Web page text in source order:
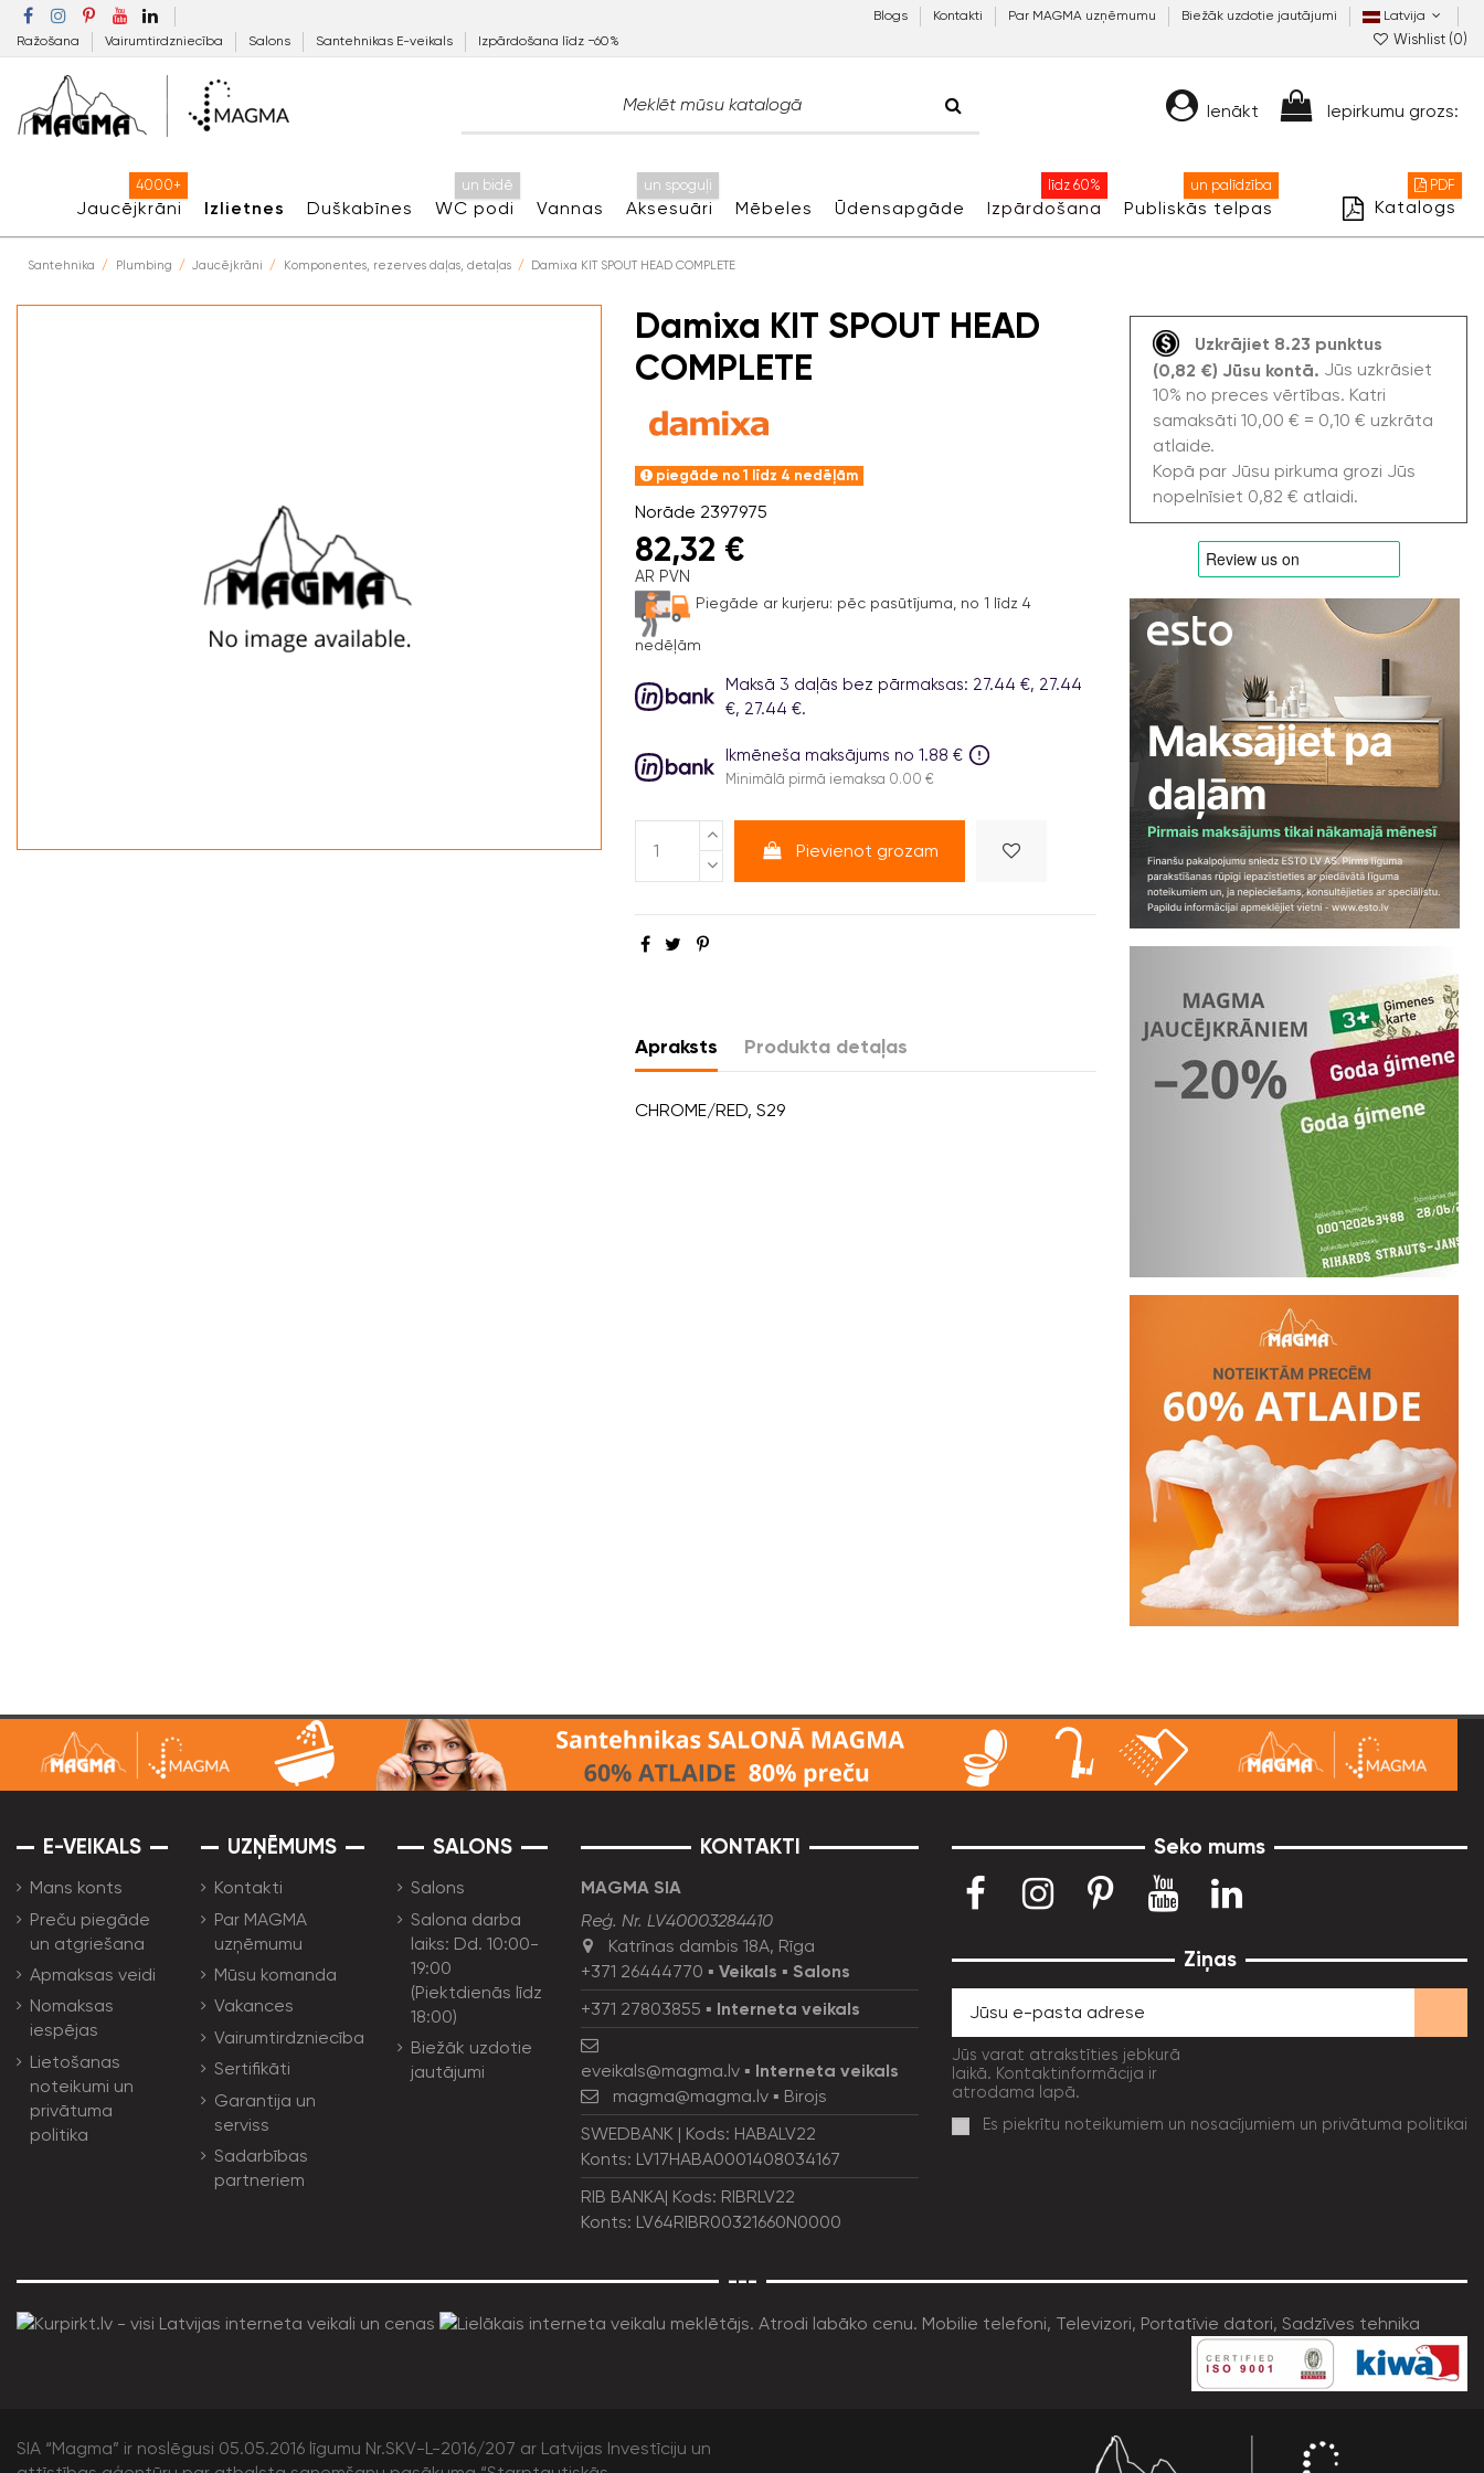
Ražošana Vairumtirdzniecība Salons Santehnikas E-veikals Izpārdošana līdz −60%
Blogs Kontakti Par MAGMA uzņēmumu Biežāk uzdotie jautājumi Latvija
Wishlist (0)
Ienākt Iepirkumu grozs:
Jaucējkrāni
4000+
Izlietnes Duškabīnes WC podi
un bidē
Vannas Aksesuāri
un spoguļi
Mēbeles Ūdensapgāde Izpārdošana
līdz 60%
Publiskās telpas
un palīdzība
Katalogs
PDF
Santehnika Plumbing Jaucējkrāni Komponentes, rezerves daļas, detaļas Damixa KIT SPOUT HEAD COMPLETE
Damixa KIT SPOUT HEAD
COMPLETE
piegāde no 1 līdz 4 nedēļām
Norāde 2397975
82,32 €
AR PVN
Piegāde ar kurjeru: pēc pasūtījuma, no 1 līdz 4
nedēļām
Maksā 3 daļās bez pārmaksas: 27.44 €, 27.44
€, 27.44 €.
Ikmēneša maksājums no 1.88 €
Minimālā pirmā iemaksa 0.00 €
Pievienot grozam
Apraksts Produkta detaļas
CHROME/RED, S29
Uzkrājiet 8.23 punktus
(0,82 €) Jūsu kontā. Jūs uzkrāsiet
10% no preces vērtības. Katri
samaksāti 10,00 € = 0,10 € uzkrāta
atlaide.
Kopā par Jūsu pirkuma grozi Jūs
nopelnīsiet 0,82 € atlaidi.
E-VEIKALS
Mans konts
Preču piegāde
un atgriešana
Apmaksas veidi
Nomaksas
iespējas
Lietošanas
noteikumi un
privātuma
politika
UZŅĒMUMS
Kontakti
Par MAGMA
uzņēmumu
Mūsu komanda
Vakances
Vairumtirdzniecība
Sertifikāti
Garantija un
serviss
Sadarbības
partneriem
SALONS
Salons
Salona darba
laiks: Dd. 10:00-
19:00
(Piektdienās līdz
18:00)
Biežāk uzdotie
jautājumi
KONTAKTI
MAGMA SIA
Reģ. Nr. LV40003284410
Katrīnas dambis 18A, Rīga
+371 26444770 ▪ Veikals ▪ Salons
+371 27803855 ▪ Interneta veikals
eveikals@magma.lv ▪ Interneta veikals
magma@magma.lv▪ Birojs
SWEDBANK | Kods: HABALV22
Konts: LV17HABA0001408034167
RIB BANKA| Kods: RIBRLV22
Konts: LV64RIBR00321660N0000
Seko mums
Ziņas
Jūs varat atrakstīties jebkurā
laikā. Kontaktinformācija ir
atrodama lapā.
Es piekrītu noteikumiem un nosacījumiem un privātuma politikai
---
SIA “Magma” ir noslēgusi 05.05.2016 līgumu Nr.SKV-L-2016/207 ar Latvijas Investīciju un